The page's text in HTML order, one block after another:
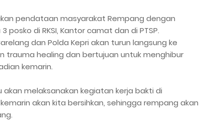
pendataan masyarakat Rempang dengan
posko di RKSI, Kantor camat dan di PTSP.
dan Polda Kepri akan turun langsung ke
trauma healing dan bertujuan untuk menghibur
kemarin.
melaksanakan kegiatan kerja bakti di
akan kita bersihkan, sehingga rempang akan